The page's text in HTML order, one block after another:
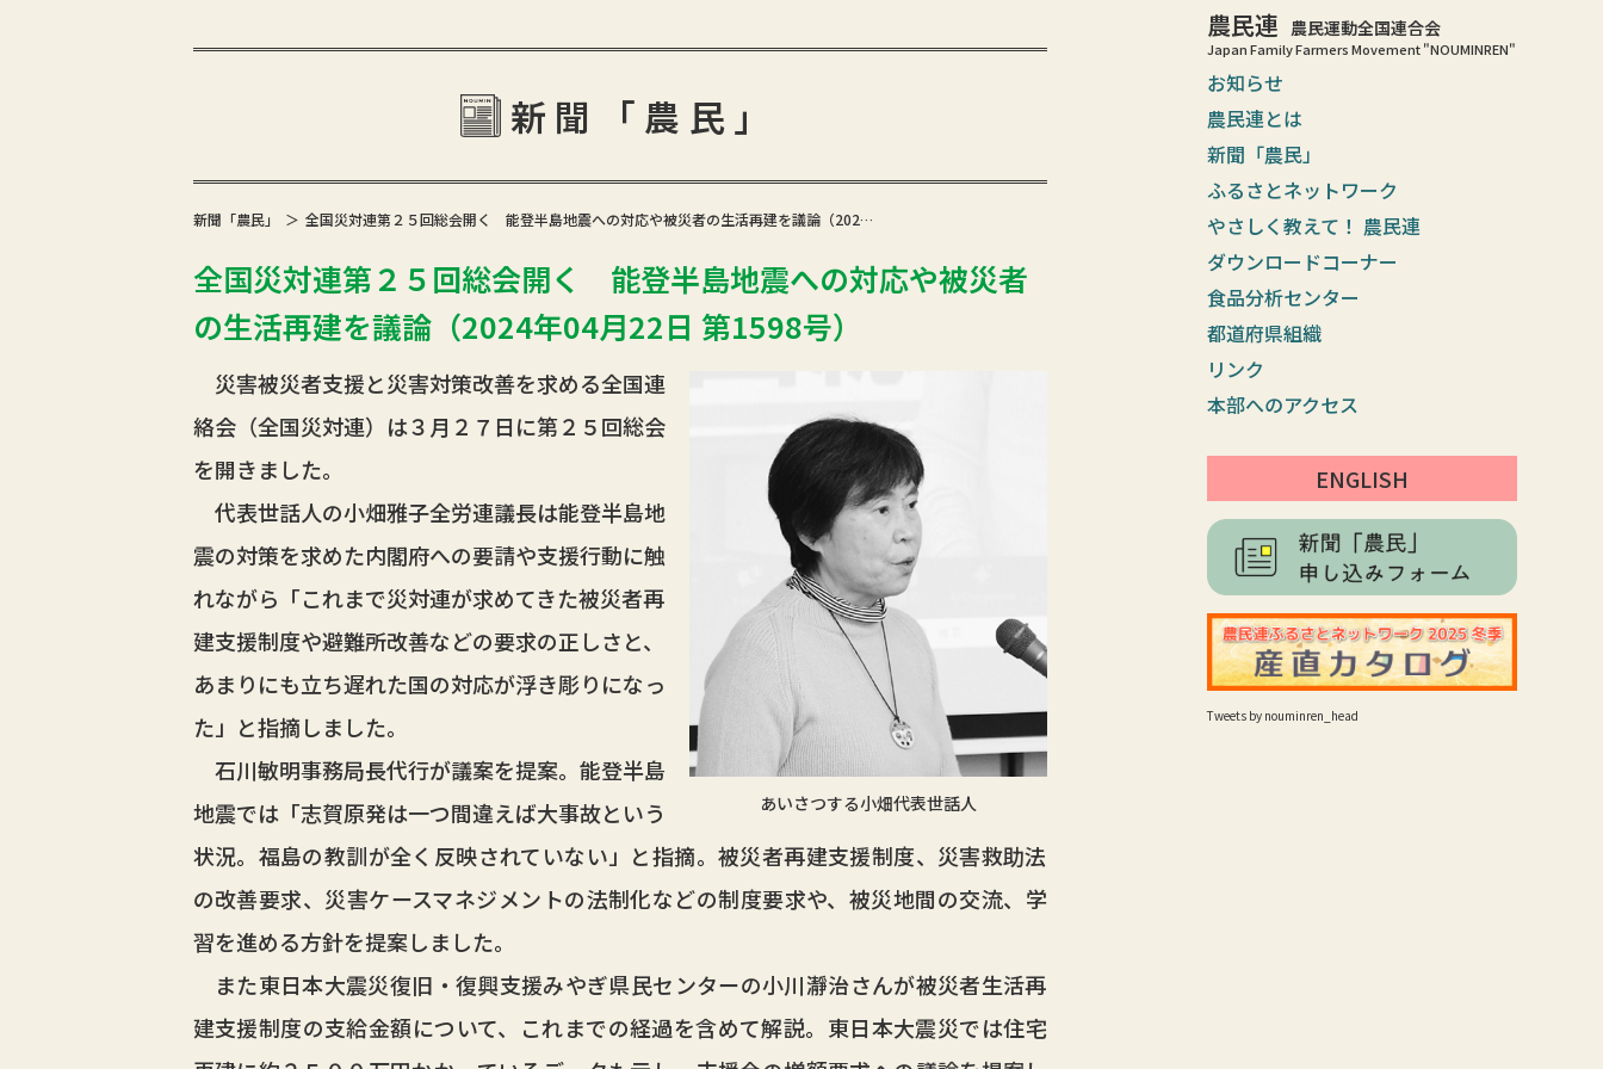
農民連 農民運動全国連合会
Japan Family Farmers Movement "NOUMINREN"
お知らせ
農民連とは
新聞「農民」
ふるさとネットワーク
やさしく教えて！ 農民連
ダウンロードコーナー
食品分析センター
都道府県組織
リンク
本部へのアクセス
ENGLISH
Tweets by nouminren_head
新聞「農民」
新聞「農民」 全国災対連第２５回総会開く 能登半島地震への対応や被災者の生活再建を議論（202…
全国災対連第２５回総会開く 能登半島地震への対応や被災者
の生活再建を議論（2024年04月22日 第1598号）
あいさつする小畑代表世話人
災害被災者支援と災害対策改善を求める全国連
絡会（全国災対連）は３月２７日に第２５回総会
を開きました。
代表世話人の小畑雅子全労連議長は能登半島地
震の対策を求めた内閣府への要請や支援行動に触
れながら「これまで災対連が求めてきた被災者再
建支援制度や避難所改善などの要求の正しさと、
あまりにも立ち遅れた国の対応が浮き彫りになっ
た」と指摘しました。
石川敏明事務局長代行が議案を提案。能登半島
地震では「志賀原発は一つ間違えば大事故という
状況。福島の教訓が全く反映されていない」と指摘。被災者再建支援制度、災害救助法
の改善要求、災害ケースマネジメントの法制化などの制度要求や、被災地間の交流、学
習を進める方針を提案しました。
また東日本大震災復旧・復興支援みやぎ県民センターの小川瀞治さんが被災者生活再
建支援制度の支給金額について、これまでの経過を含めて解説。東日本大震災では住宅